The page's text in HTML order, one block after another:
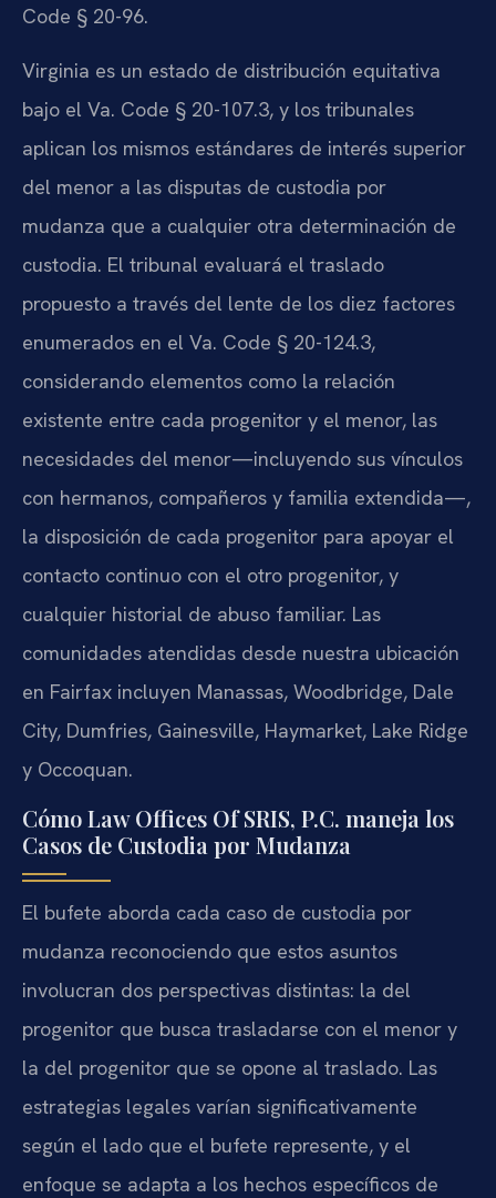
Code § 20-96.
Virginia es un estado de distribución equitativa
bajo el Va. Code § 20-107.3, y los tribunales
aplican los mismos estándares de interés superior
del menor a las disputas de custodia por
mudanza que a cualquier otra determinación de
custodia. El tribunal evaluará el traslado
propuesto a través del lente de los diez factores
enumerados en el Va. Code § 20-124.3,
considerando elementos como la relación
existente entre cada progenitor y el menor, las
necesidades del menor—incluyendo sus vínculos
con hermanos, compañeros y familia extendida—,
la disposición de cada progenitor para apoyar el
contacto continuo con el otro progenitor, y
cualquier historial de abuso familiar. Las
comunidades atendidas desde nuestra ubicación
en Fairfax incluyen Manassas, Woodbridge, Dale
City, Dumfries, Gainesville, Haymarket, Lake Ridge
y Occoquan.
Cómo Law Offices Of SRIS, P.C. maneja los
Casos de Custodia por Mudanza
El bufete aborda cada caso de custodia por
mudanza reconociendo que estos asuntos
involucran dos perspectivas distintas: la del
progenitor que busca trasladarse con el menor y
la del progenitor que se opone al traslado. Las
estrategias legales varían significativamente
según el lado que el bufete represente, y el
enfoque se adapta a los hechos específicos de